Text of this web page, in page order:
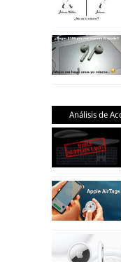
Análisis de